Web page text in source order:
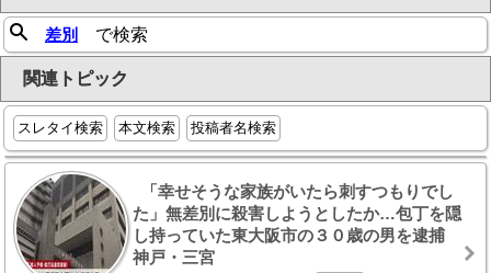
差別 で検索
関連トピック
スレタイ検索 本文検索 投稿者名検索
「幸せそうな家族がいたら刺すつもりでし
た」無差別に殺害しようとしたか…包丁を隠
し持っていた東大阪市の３０歳の男を逮捕
神戸・三宮